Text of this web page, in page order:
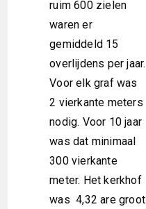
ruim 600 zielen
waren er
gemiddeld 15
overlijdens per jaar.
Voor elk graf was
2 vierkante meters
nodig. Voor 10 jaar
was dat minimaal
300 vierkante
meter. Het kerkhof
was 4,32 are groot